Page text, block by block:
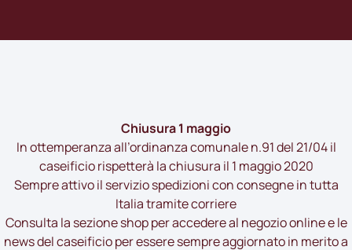
Chiusura 1 maggio
In ottemperanza all’ordinanza comunale n.91del 21/04 il
caseificio rispetterà la chiusura il 1 maggio 2020
Sempre attivo il servizio spedizioni con consegne in tutta
Italia tramite corriere
Consulta la sezioneshopper accedere al negozio online e le
newsdel caseificio per essere sempre aggiornato in merito a